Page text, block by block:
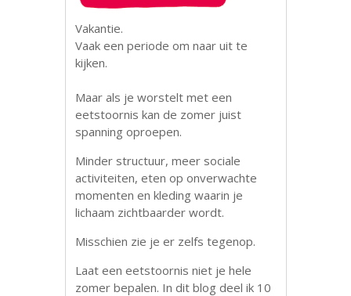
Vakantie.
Vaak een periode om naar uit te
kijken.
Maar als je worstelt met een
eetstoornis kan de zomer juist
spanning oproepen.
Minder structuur, meer sociale
activiteiten, eten op onverwachte
momenten en kleding waarin je
lichaam zichtbaarder wordt.
Misschien zie je er zelfs tegenop.
Laat een eetstoornis niet je hele
zomer bepalen. In dit blog deel ik 10